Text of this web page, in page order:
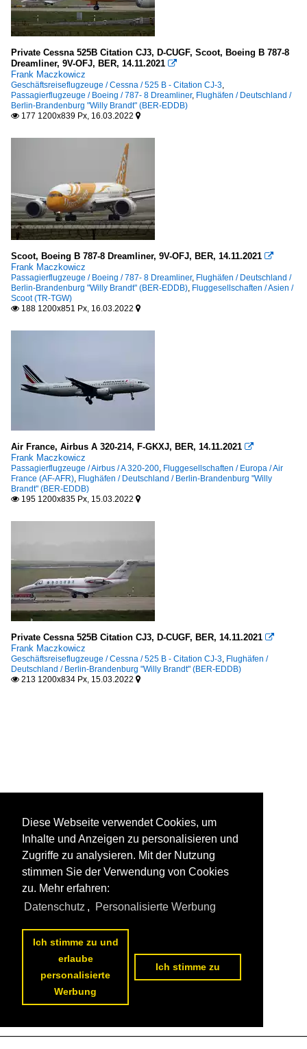
Private Cessna 525B Citation CJ3, D-CUGF, Scoot, Boeing B 787-8
Dreamliner, 9V-OFJ, BER, 14.11.2021 
Frank Maczkowicz
Geschäftsreiseflugzeuge / Cessna / 525 B - Citation CJ-3,
Passagierflugzeuge / Boeing / 787- 8 Dreamliner, Flughäfen / Deutschland /
Berlin-Brandenburg "Willy Brandt" (BER-EDDB)
 177 1200x839 Px, 16.03.2022 
Scoot, Boeing B 787-8 Dreamliner, 9V-OFJ, BER, 14.11.2021 
Frank Maczkowicz
Passagierflugzeuge / Boeing / 787- 8 Dreamliner, Flughäfen / Deutschland /
Berlin-Brandenburg "Willy Brandt" (BER-EDDB), Fluggesellschaften / Asien /
Scoot (TR-TGW)
 188 1200x851 Px, 16.03.2022 
Air France, Airbus A 320-214, F-GKXJ, BER, 14.11.2021 
Frank Maczkowicz
Passagierflugzeuge / Airbus / A 320-200, Fluggesellschaften / Europa / Air
France (AF-AFR), Flughäfen / Deutschland / Berlin-Brandenburg "Willy
Brandt" (BER-EDDB)
 195 1200x835 Px, 15.03.2022 
Private Cessna 525B Citation CJ3, D-CUGF, BER, 14.11.2021 
Frank Maczkowicz
Geschäftsreiseflugzeuge / Cessna / 525 B - Citation CJ-3, Flughäfen /
Deutschland / Berlin-Brandenburg "Willy Brandt" (BER-EDDB)
 213 1200x834 Px, 15.03.2022 
Diese Webseite verwendet Cookies, um
Inhalte und Anzeigen zu personalisieren und
Zugriffe zu analysieren. Mit der Nutzung
stimmen Sie der Verwendung von Cookies
zu. Mehr erfahren:
Datenschutz , Personalisierte Werbung
Ich stimme zu und
erlaube
personalisierte
Werbung
Ich stimme zu